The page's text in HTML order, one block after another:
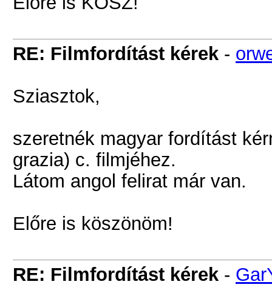
RE: Filmfordítást kérek -
Sziasztok,
szeretnék magyar fordítást
grazia) c. filmjéhez.
Látom angol felirat már van.
Előre is köszönöm!
RE: Filmfordítást kérek -